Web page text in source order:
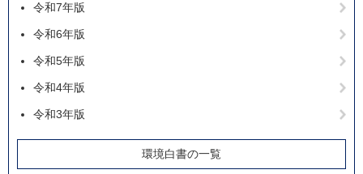
令和7年版
令和6年版
令和5年版
令和4年版
令和3年版
環境白書の一覧